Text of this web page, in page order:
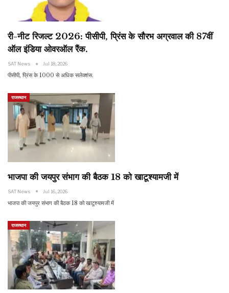
री-नीट रिजल्ट 2026: पीसीपी, प्रिंस के सौरभ अग्रवाल की 87वीं
ऑल इंडिया ओवरऑल रैंक.
SAT News Jul 18, 2026
पीसीपी, प्रिंस के 1000 से अधिक सलेक्शंस.
राजस्थान
भाजपा की जयपुर संभाग की बैठक 18 को खाटूश्यामजी में
SAT News Jul 16, 2026
भाजपा की जयपुर संभाग की बैठक 18 को खाटूश्यामजी में
राजस्थान